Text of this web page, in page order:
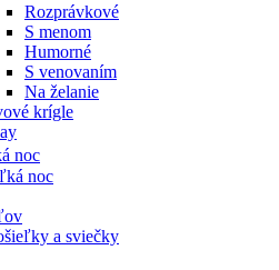
Rozprávkové
S menom
Humorné
S venovaním
Na želanie
krígle
noc
noc
a sviečky